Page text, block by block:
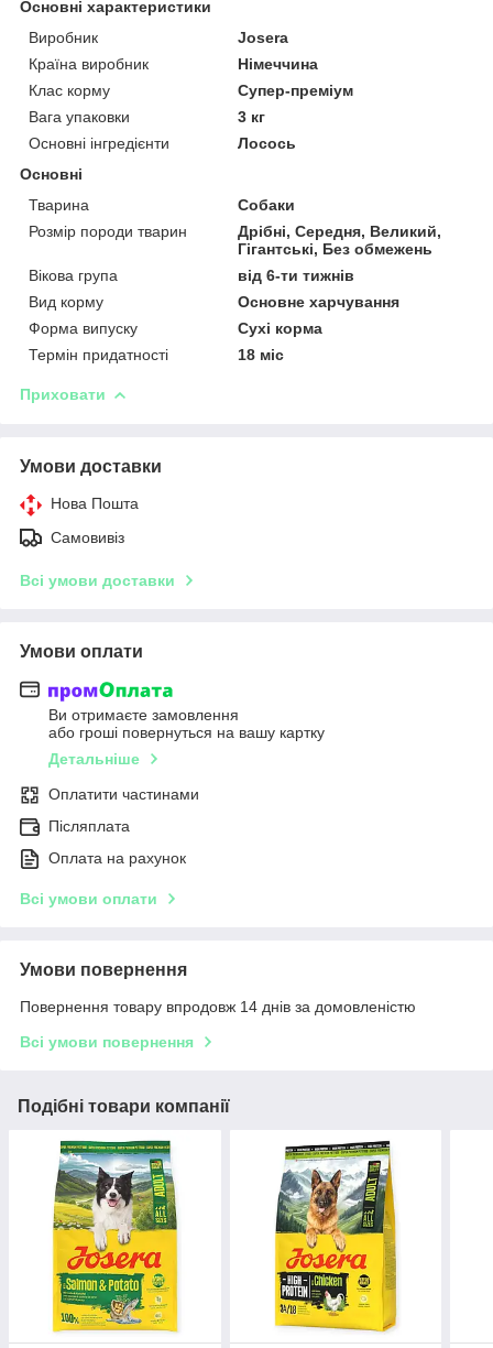
Основні характеристики
Виробник
Josera
Країна виробник
Німеччина
Клас корму
Супер-преміум
Вага упаковки
3 кг
Основні інгредієнти
Лосось
Основні
Тварина
Собаки
Розмір породи тварин
Дрібні, Середня, Великий,
Гігантські, Без обмежень
Вікова група
від 6-ти тижнів
Вид корму
Основне харчування
Форма випуску
Сухі корма
Термін придатності
18 міс
Приховати
Умови доставки
Нова Пошта
Самовивіз
Всі умови доставки
Умови оплати
Ви отримаєте замовлення
або гроші повернуться на вашу картку
Детальніше
Оплатити частинами
Післяплата
Оплата на рахунок
Всі умови оплати
Умови повернення
Повернення товару впродовж 14 днів за домовленістю
Всі умови повернення
Подібні товари компанії